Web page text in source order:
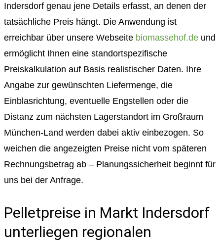
Indersdorf genau jene Details erfasst, an denen der
tatsächliche Preis hängt. Die Anwendung ist
erreichbar über unsere Webseite biomassehof.de und
ermöglicht Ihnen eine standortspezifische
Preiskalkulation auf Basis realistischer Daten. Ihre
Angabe zur gewünschten Liefermenge, die
Einblasrichtung, eventuelle Engstellen oder die
Distanz zum nächsten Lagerstandort im Großraum
München-Land werden dabei aktiv einbezogen. So
weichen die angezeigten Preise nicht vom späteren
Rechnungsbetrag ab – Planungssicherheit beginnt für
uns bei der Anfrage.
Pelletpreise in Markt Indersdorf
unterliegen regionalen